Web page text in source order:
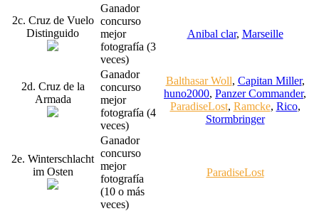
2c. Cruz de Vuelo
Distinguido
Ganador
concurso
mejor
fotografía (3
veces)
Anibal clar, Marseille
2d. Cruz de la
Armada
Ganador
concurso
mejor
fotografía (4
veces)
Balthasar Woll, Capitan Miller,
huno2000, Panzer Commander,
ParadiseLost, Ramcke, Rico,
Stormbringer
2e. Winterschlacht
im Osten
Ganador
concurso
mejor
fotografía
(10 o más
veces)
ParadiseLost